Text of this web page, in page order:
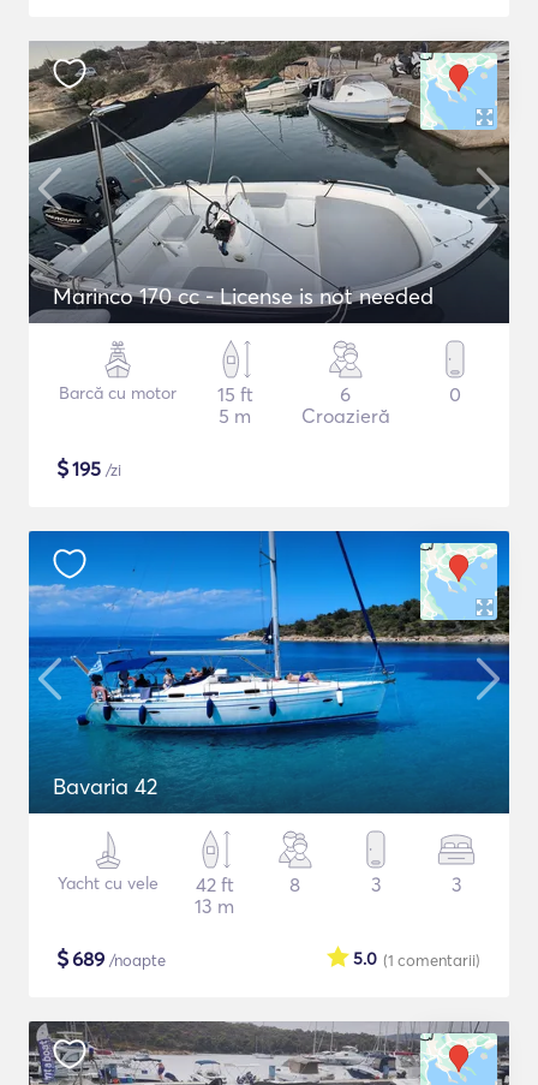
Marinco 170 cc - License is not needed
Barcă cu motor
15 ft
5 m
6
Croazieră
0
$195 /zi
Bavaria 42
Yacht cu vele
42 ft
13 m
8 3 3
$689 /noapte (1 comentarii)
5.0